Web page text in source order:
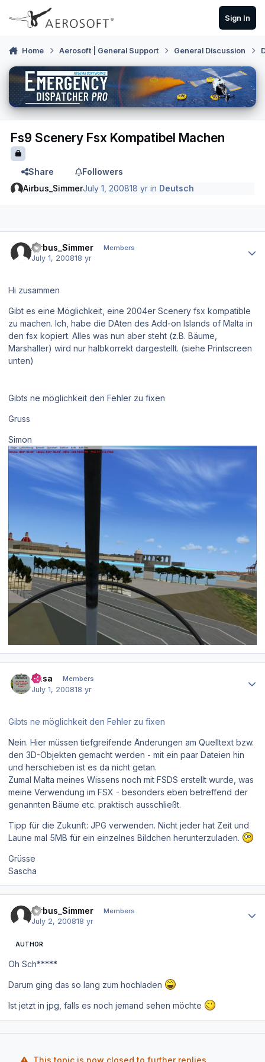
Skip to content
Sign In
Home Aerosoft | General Support General Discussion
Fs9 Scenery Fsx Kompatibel Machen
Share
Followers
Airbus_SimmerJuly 1, 200818 yr in Deutsch
Airbus_Simmer Members
July 1, 200818 yr
Hi zusammen
Gibt es eine Möglichkeit, eine 2004er Scenery fsx kompatible
zu machen. Ich, habe die DAten des Add-on Islands of Malta in
den fsx kopiert. Alles was nun aber steht (z.B. Bäume,
Marshaller) wird nur halbkorrekt dargestellt. (siehe Printscreen
unten)
Gibts ne möglichkeit den Fehler zu fixen
Gruss
Simon
Sasa Members
July 1, 200818 yr
Gibts ne möglichkeit den Fehler zu fixen
Nein. Hier müssen tiefgreifende Änderungen am Quelltext bzw.
den 3D-Objekten gemacht werden - mit ein paar Dateien hin
und herschieben ist es da nicht getan.
Zumal Malta meines Wissens noch mit FSDS erstellt wurde, was
meine Verwendung im FSX - besonders eben betreffend der
genannten Bäume etc. praktisch ausschließt.
Tipp für die Zukunft: JPG verwenden. Nicht jeder hat Zeit und
Laune mal 5MB für ein einzelnes Bildchen herunterzuladen.
Grüsse
Sascha
Airbus_Simmer Members
July 2, 200818 yr
AUTHOR
Oh Sch*****
Darum ging das so lang zum hochladen
Ist jetzt in jpg, falls es noch jemand sehen möchte
This topic is now closed to further replies.